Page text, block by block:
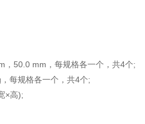
，50.0 mm，每规格各一个，共4个;
每规格各一个，共4个;
×高);